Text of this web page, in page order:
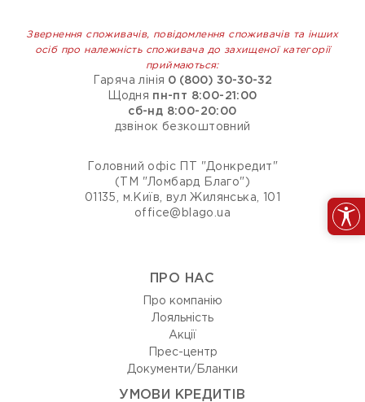
Звернення споживачів, повідомлення споживачів та інших
осіб про належність споживача до захищеної категорії
приймаються:
Гаряча лінія 0 (800) 30-30-32
Щодня пн-пт 8:00-21:00
сб-нд 8:00-20:00
дзвінок безкоштовний
Головний офіс ПТ "Донкредит"
(ТМ "Ломбард Благо")
01135, м.Київ, вул Жилянська, 101
office@blago.ua
ПРО НАС
Про компанію
Лояльність
Акції
Прес-центр
Документи/Бланки
УМОВИ КРЕДИТІВ